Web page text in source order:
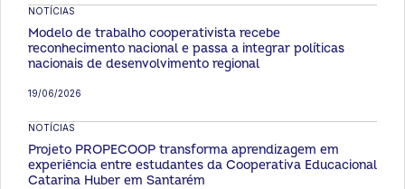
NOTÍCIAS
19/06/2026
Modelo de trabalho cooperativista recebe
reconhecimento nacional e passa a integrar políticas
nacionais de desenvolvimento regional
NOTÍCIAS
Projeto PROPECOOP transforma aprendizagem em
experiência entre estudantes da Cooperativa Educacional
Catarina Huber em Santarém